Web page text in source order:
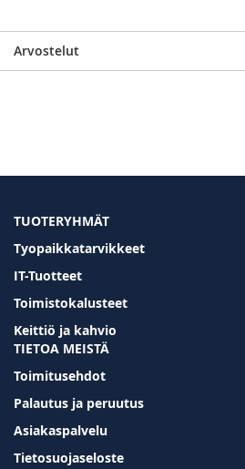
Arvostelut
TUOTERYHMÄT
Tyopaikkatarvikkeet
IT-Tuotteet
Toimistokalusteet
Keittiö ja kahvio
TIETOA MEISTÄ
Toimitusehdot
Palautus ja peruutus
Asiakaspalvelu
Tietosuojaseloste